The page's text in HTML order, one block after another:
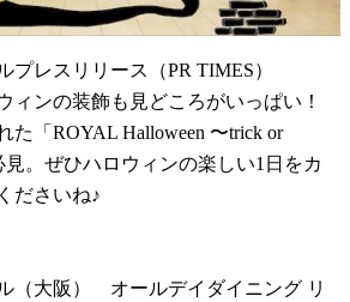
プレスリリース（PR TIMES）
ィンの装飾も見どころがいっぱい！
た「ROYAL Halloween 〜trick or
。ぜひハロウィンの楽しい1日をカ
ださいね♪
（大阪） オールデイダイニング リ